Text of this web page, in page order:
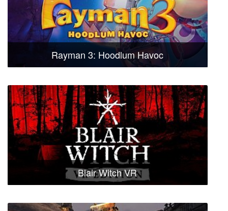
Rayman 3: Hoodlum Havoc
Blair Witch VR